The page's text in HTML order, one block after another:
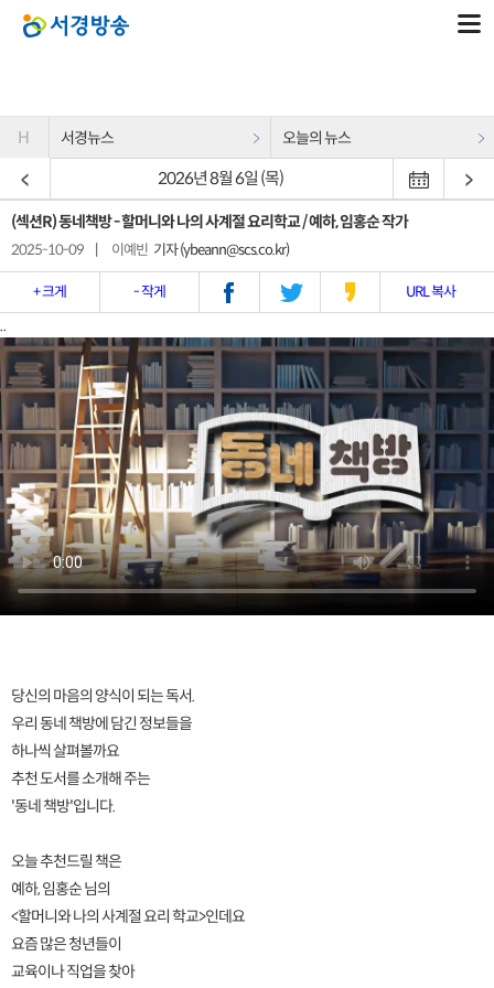
H 서경뉴스 오늘의 뉴스
2026년 8월 6일 (목)
(섹션R) 동네책방 - 할머니와 나의 사계절 요리학교 / 예하, 임홍순 작가
2025-10-09 이예빈 기자 (ybeann@scs.co.kr)
+ 크게 - 작게 URL 복사
..
당신의 마음의 양식이 되는 독서.
우리 동네 책방에 담긴 정보들을
하나씩 살펴볼까요
추천 도서를 소개해 주는
'동네 책방'입니다.
오늘 추천드릴 책은
예하, 임홍순 님의
<할머니와 나의 사계절 요리 학교>인데요
요즘 많은 청년들이
교육이나 직업을 찾아